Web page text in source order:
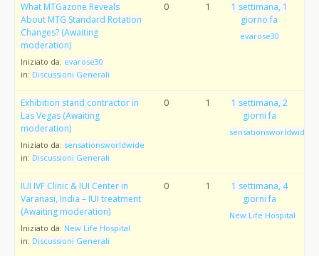
What MTGazone Reveals
About MTG Standard Rotation
Changes? (Awaiting
moderation)
Iniziato da: evarose30
in: Discussioni Generali
0 1
1 settimana, 1
giorno fa
evarose30
Exhibition stand contractor in
Las Vegas (Awaiting
moderation)
Iniziato da: sensationsworldwide
in: Discussioni Generali
0 1
1 settimana, 2
giorni fa
sensationsworldwide
IUI IVF Clinic & IUI Center in
Varanasi, India – IUI treatment
(Awaiting moderation)
Iniziato da: New Life Hospital
in: Discussioni Generali
0 1
1 settimana, 4
giorni fa
New Life Hospital